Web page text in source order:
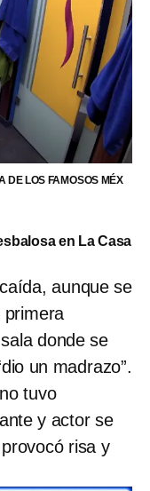
DE LOS FAMOSOS MÉX
en La Casa
aunque se
primera
donde se
un madrazo”.
tuvo
y actor se
risa y